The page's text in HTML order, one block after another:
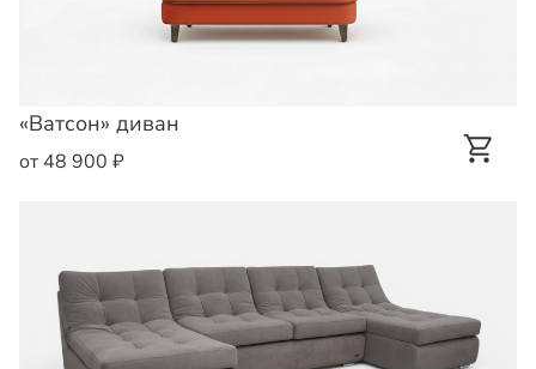
«Ватсон» диван
от 48 900 ₽